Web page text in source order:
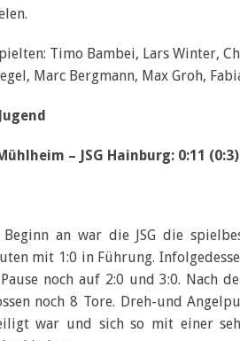
Timo Bambei, Lars Winter,
Marc Bergmann, Max Groh,
– JSG Hainburg: 0:11 (0:3)
Beginn an war die JSG die
mit 1:0 in Führung.
noch auf 2:0 und 3:0. Nach
noch 8 Tore. Dreh-und
war und sich so mit einer